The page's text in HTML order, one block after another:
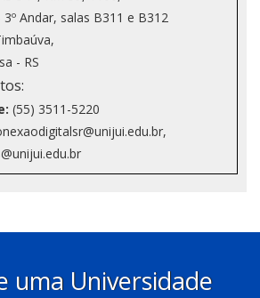
Andar, salas B311 e B312
- RS
(55) 3511-5220
uma Universidade